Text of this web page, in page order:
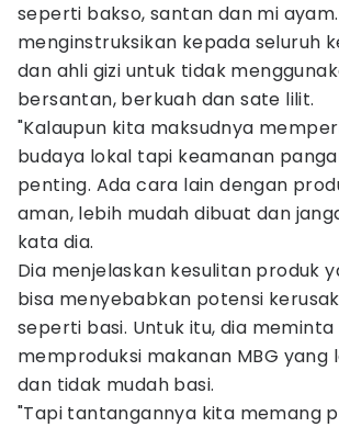
seperti bakso, santan dan mi ayam.
menginstruksikan kepada seluruh
dan ahli gizi untuk tidak
bersantan, berkuah dan sate lilit.
"Kalaupun kita maksudnya
budaya lokal tapi keamanan
penting. Ada cara lain dengan
aman, lebih mudah dibuat dan
kata dia.
Dia menjelaskan kesulitan produk
bisa menyebabkan potensi
seperti basi. Untuk itu, dia
memproduksi makanan MBG yang
dan tidak mudah basi.
"Tapi tantangannya kita memang